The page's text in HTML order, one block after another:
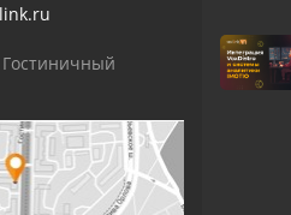
Гостиничный